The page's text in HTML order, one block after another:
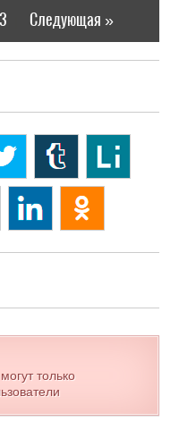
Следующая »
только